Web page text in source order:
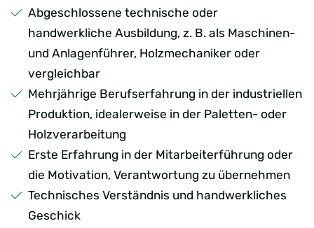
Abgeschlossene technische oder
handwerkliche Ausbildung, z. B. als Maschinen-
und Anlagenführer, Holzmechaniker oder
vergleichbar
Mehrjährige Berufserfahrung in der industriellen
Produktion, idealerweise in der Paletten- oder
Holzverarbeitung
Erste Erfahrung in der Mitarbeiterführung oder
die Motivation, Verantwortung zu übernehmen
Technisches Verständnis und handwerkliches
Geschick